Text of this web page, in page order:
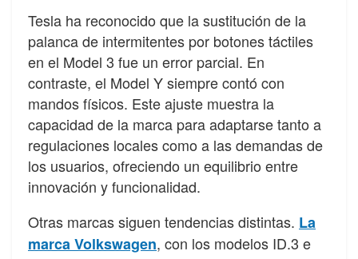
Tesla ha reconocido que la sustitución de la
palanca de intermitentes por botones táctiles
en el Model 3 fue un error parcial. En
contraste, el Model Y siempre contó con
mandos físicos. Este ajuste muestra la
capacidad de la marca para adaptarse tanto a
regulaciones locales como a las demandas de
los usuarios, ofreciendo un equilibrio entre
innovación y funcionalidad.
Otras marcas siguen tendencias distintas. La
marca Volkswagen, con los modelos ID.3 e